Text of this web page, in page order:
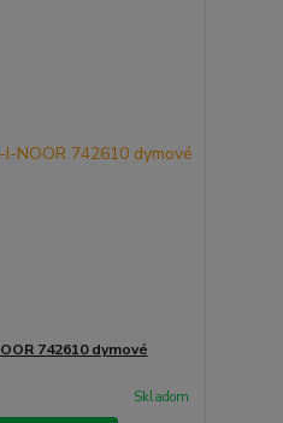
742610 dymové
Skladom